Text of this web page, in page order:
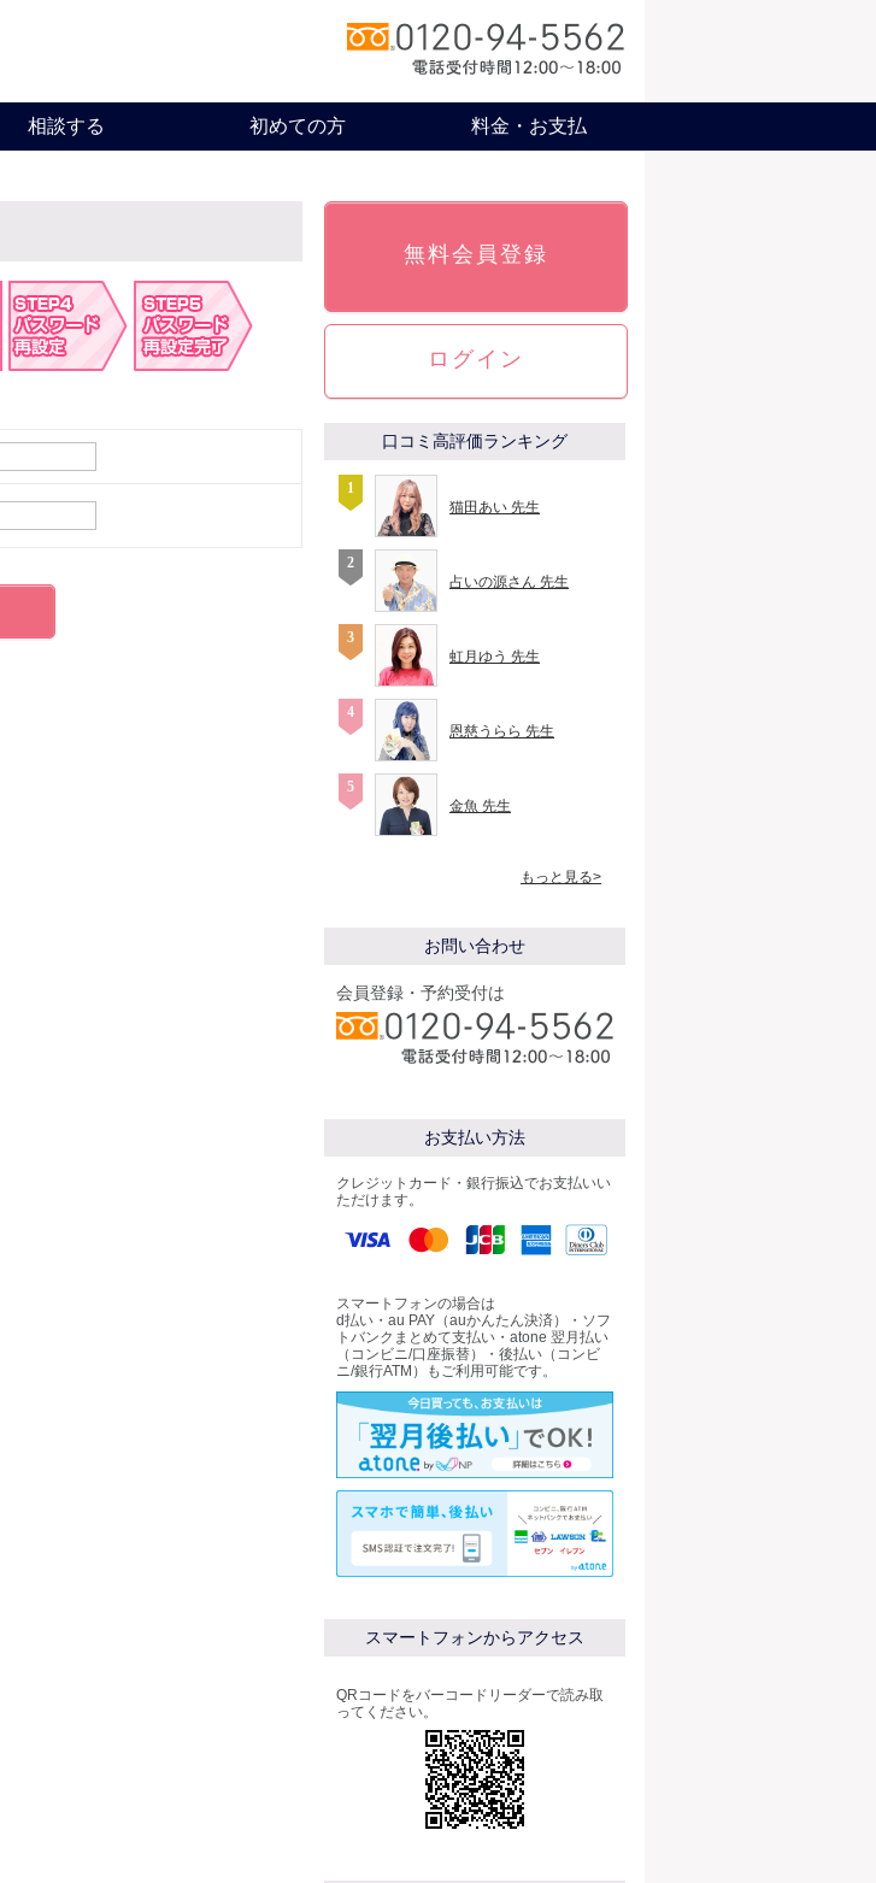
相談する 初めての方 料金・お支払
無料会員登録
ログイン
口コミ高評価ランキング
猫田あい 先生
占いの源さん 先生
虹月ゆう 先生
恩慈うらら 先生
金魚 先生
もっと見る>
お問い合わせ
会員登録・予約受付は
お支払い方法
クレジットカード・銀行振込でお支払いい
ただけます。
スマートフォンの場合は
d払い・au PAY（auかんたん決済）・ソフ
トバンクまとめて支払い・atone 翌月払い
（コンビニ/口座振替）・後払い（コンビ
ニ/銀行ATM）もご利用可能です。
スマートフォンからアクセス
QRコードをバーコードリーダーで読み取
ってください。